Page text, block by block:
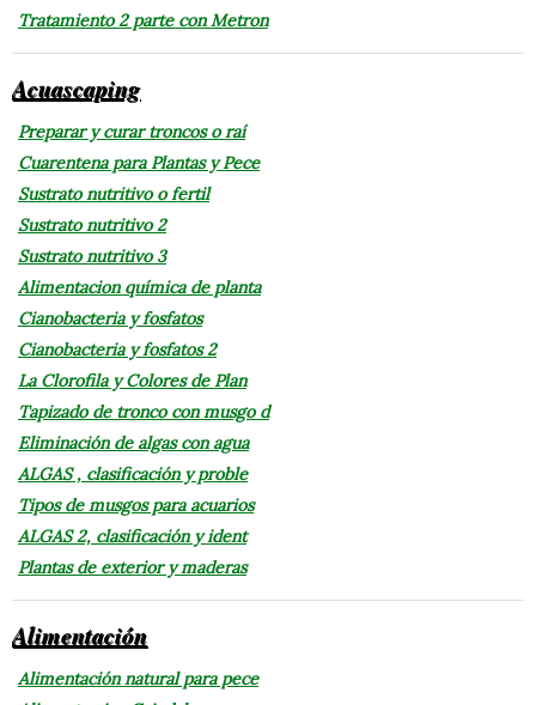
Tratamiento 2 parte con Metron
Acuascaping
Preparar y curar troncos o raí
Cuarentena para Plantas y Pece
Sustrato nutritivo o fertil
Sustrato nutritivo 2
Sustrato nutritivo 3
Alimentacion química de planta
Cianobacteria y fosfatos
Cianobacteria y fosfatos 2
La Clorofila y Colores de Plan
Tapizado de tronco con musgo d
Eliminación de algas con agua
ALGAS , clasificación y proble
Tipos de musgos para acuarios
ALGAS 2, clasificación y ident
Plantas de exterior y maderas
Alimentación
Alimentación natural para pece